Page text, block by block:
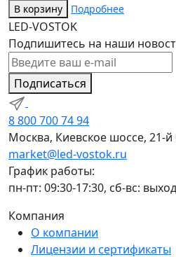
В корзину Подробнее
LED-VOSTOK
Подпишитесь на наши
Подписаться
8 800 700 74 94
Москва, Киевское шоссе, 21-й
market@led-vostok.ru
График работы:
пн-пт: 09:30-17:30, сб-вс:
Компания
О компании
Лицензии и сертификаты